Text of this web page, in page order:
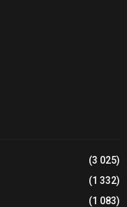
(3 025)
(1 332)
(1 083)